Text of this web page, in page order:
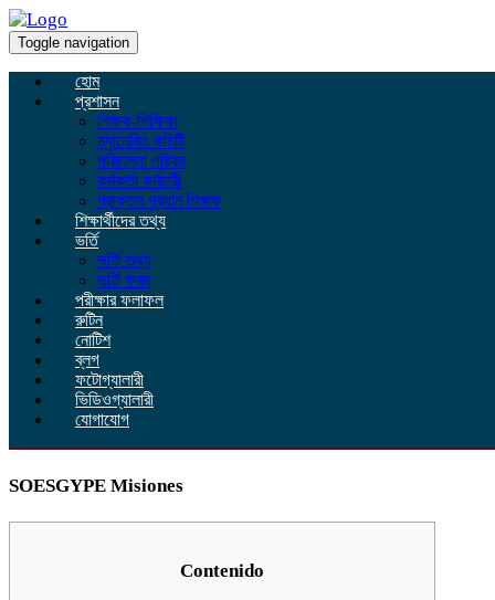
Toggle navigation
হোম
প্রশাসন
শিক্ষক-শিক্ষিকা
ম্যানেজিং কমিটি
পরিচালনা পরিষদ
কর্মকর্তা কর্মচারী
প্রাক্তন প্রধান শিক্ষক
শিক্ষার্থীদের তথ্য
ভর্তি
ভর্তি তথ্য
ভর্তি ফরম
পরীক্ষার ফলাফল
রুটিন
নোটিশ
ব্লগ
ফটোগ্যালারী
ভিডিওগ্যালারী
যোগাযোগ
SOESGYPE Misiones
Contenido